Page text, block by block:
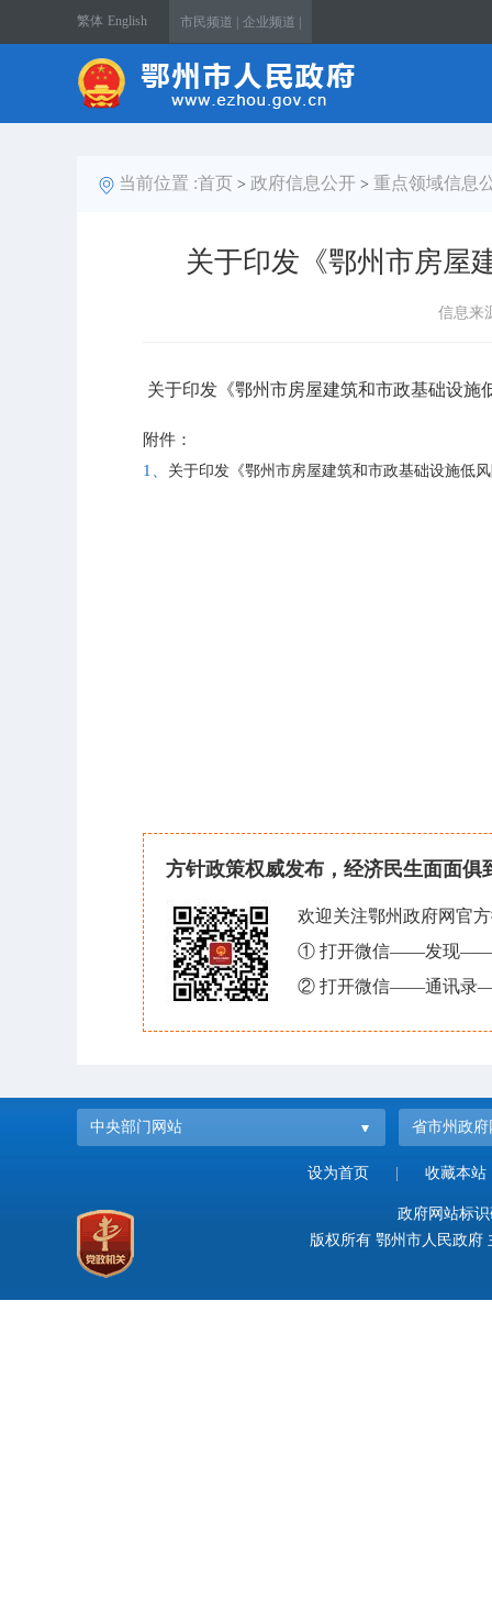
繁体 English 市民频道 | 企业频道 |
当前位置 :首页 > 政府信息公开 > 重点领域信息
关于印发《鄂州市房屋
信息来
关于印发《鄂州市房屋建筑和市政基础设
附件：
1、 关于印发《鄂州市房屋建筑和市政基础设施低
方针政策权威发布，经济民生面面俱
欢迎关注鄂州政府网官
① 打开微信——发现——
② 打开微信——通讯录
中央部门网站 省市州政府
设为首页 收藏本站
政府网站标
版权所有 鄂州市人民政府